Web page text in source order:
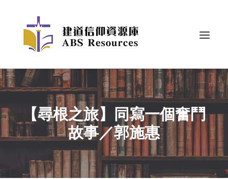
【尋根之旅】同寫一個奮鬥
故事／郭施惠